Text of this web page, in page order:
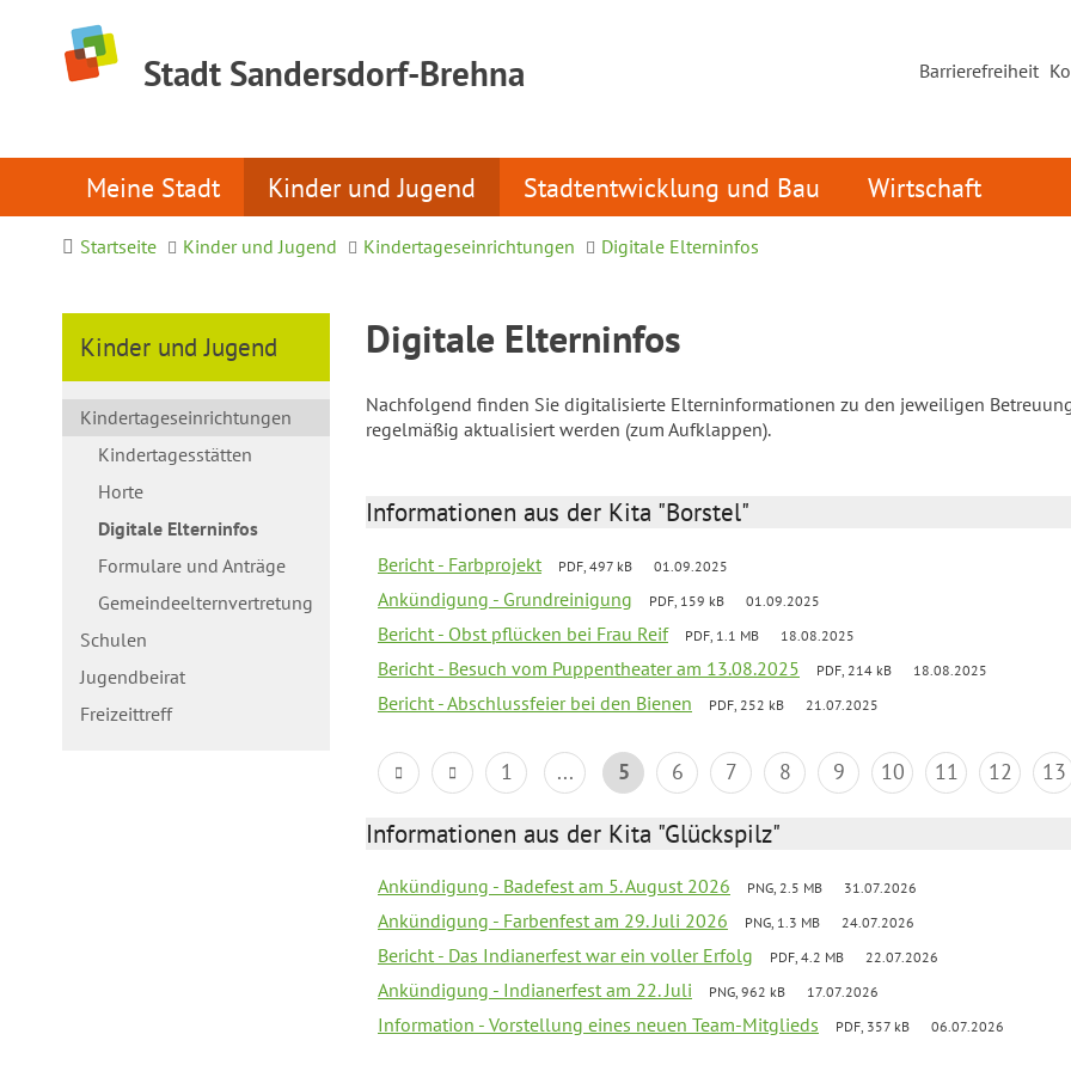
Stadt Sandersdorf-Brehna Barrierefreiheit
Meine Stadt Kinder und Jugend Stadtentwicklung und Bau Wirtschaft
Startseite Kinder und Jugend Kindertageseinrichtungen Digitale Elterninfos
Kinder und Jugend
Kindertageseinrichtungen
Kindertagesstätten
Horte
Digitale Elterninfos
Formulare und Anträge
Gemeindeelternvertretung
Schulen
Jugendbeirat
Freizeittreff
Digitale Elterninfos
Nachfolgend finden Sie digitalisierte Elterninformationen zu den jeweiligen
regelmäßig aktualisiert werden (zum Aufklappen).
Informationen aus der Kita "Borstel"
Bericht - Farbprojekt PDF, 497 kB 01.09.2025
Ankündigung - Grundreinigung PDF, 159 kB 01.09.2025
Bericht - Obst pflücken bei Frau Reif PDF, 1.1 MB 18.08.2025
Bericht - Besuch vom Puppentheater am 13.08.2025 PDF, 214 kB 18.08.2025
Bericht - Abschlussfeier bei den Bienen PDF, 252 kB 21.07.2025
1 ... 5 6 7 8 9 10 11 12 13
Informationen aus der Kita "Glückspilz"
Ankündigung - Badefest am 5. August 2026 PNG, 2.5 MB 31.07.2026
Ankündigung - Farbenfest am 29. Juli 2026 PNG, 1.3 MB 24.07.2026
Bericht - Das Indianerfest war ein voller Erfolg PDF, 4.2 MB 22.07.2026
Ankündigung - Indianerfest am 22. Juli PNG, 962 kB 17.07.2026
Information - Vorstellung eines neuen Team-Mitglieds PDF, 357 kB 06.07.2026